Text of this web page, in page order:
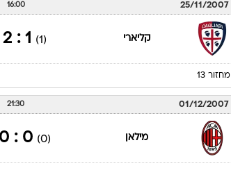
25/11/2007
16:00
קליארי (1)
1 : 2
מחזור 13
01/12/2007
21:30
מילאן (0)
0 : 0